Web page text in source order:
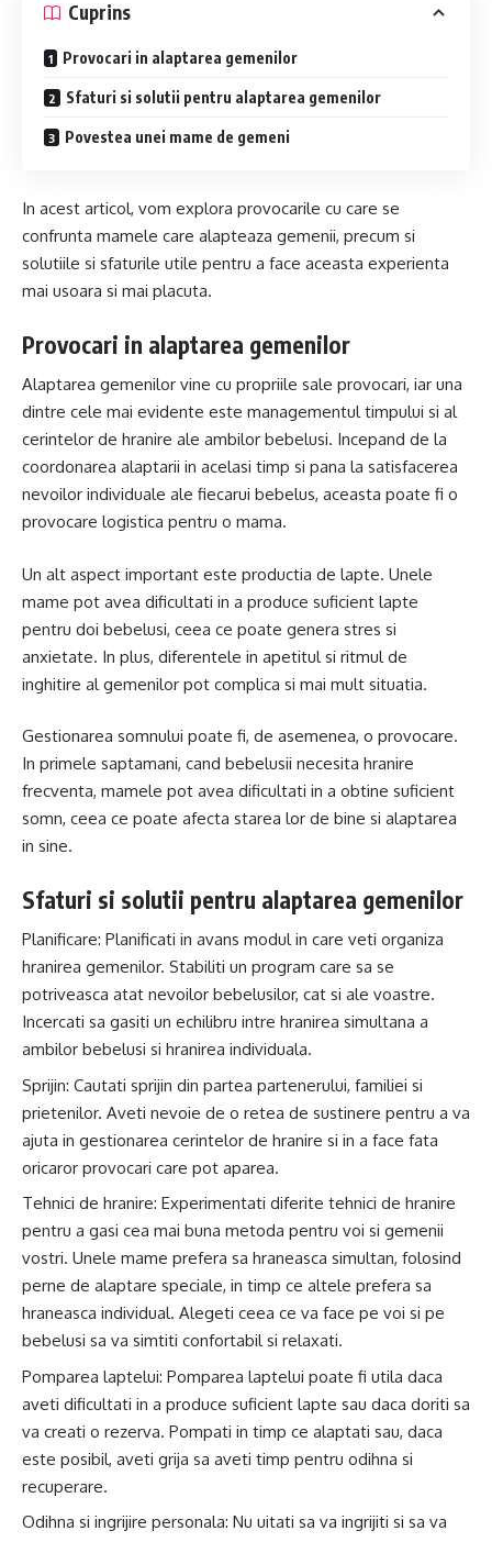
Cuprins
Provocari in alaptarea gemenilor
Sfaturi si solutii pentru alaptarea gemenilor
Povestea unei mame de gemeni
In acest articol, vom explora provocarile cu care se
confrunta mamele care alapteaza gemenii, precum si
solutiile si sfaturile utile pentru a face aceasta experienta
mai usoara si mai placuta.
Provocari in alaptarea gemenilor
Alaptarea gemenilor vine cu propriile sale provocari, iar una
dintre cele mai evidente este managementul timpului si al
cerintelor de hranire ale ambilor bebelusi. Incepand de la
coordonarea alaptarii in acelasi timp si pana la satisfacerea
nevoilor individuale ale fiecarui bebelus, aceasta poate fi o
provocare logistica pentru o mama.
Un alt aspect important este productia de lapte. Unele
mame pot avea dificultati in a produce suficient lapte
pentru doi bebelusi, ceea ce poate genera stres si
anxietate. In plus, diferentele in apetitul si ritmul de
inghitire al gemenilor pot complica si mai mult situatia.
Gestionarea somnului poate fi, de asemenea, o provocare.
In primele saptamani, cand bebelusii necesita hranire
frecventa, mamele pot avea dificultati in a obtine suficient
somn, ceea ce poate afecta starea lor de bine si alaptarea
in sine.
Sfaturi si solutii pentru alaptarea gemenilor
Planificare: Planificati in avans modul in care veti organiza
hranirea gemenilor. Stabiliti un program care sa se
potriveasca atat nevoilor bebelusilor, cat si ale voastre.
Incercati sa gasiti un echilibru intre hranirea simultana a
ambilor bebelusi si hranirea individuala.
Sprijin: Cautati sprijin din partea partenerului, familiei si
prietenilor. Aveti nevoie de o retea de sustinere pentru a va
ajuta in gestionarea cerintelor de hranire si in a face fata
oricaror provocari care pot aparea.
Tehnici de hranire: Experimentati diferite tehnici de hranire
pentru a gasi cea mai buna metoda pentru voi si gemenii
vostri. Unele mame prefera sa hraneasca simultan, folosind
perne de alaptare speciale, in timp ce altele prefera sa
hraneasca individual. Alegeti ceea ce va face pe voi si pe
bebelusi sa va simtiti confortabil si relaxati.
Pomparea laptelui: Pomparea laptelui poate fi utila daca
aveti dificultati in a produce suficient lapte sau daca doriti sa
va creati o rezerva. Pompati in timp ce alaptati sau, daca
este posibil, aveti grija sa aveti timp pentru odihna si
recuperare.
Odihna si ingrijire personala: Nu uitati sa va ingrijiti si sa va